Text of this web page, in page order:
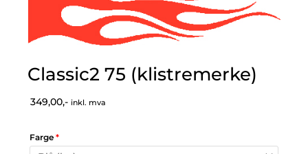
Classic2 75 (klistremerke)
349,00,- inkl. mva
Farge *